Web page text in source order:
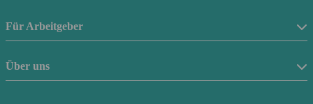
Für Arbeitgeber
Stellenanzeige schalten
Über uns